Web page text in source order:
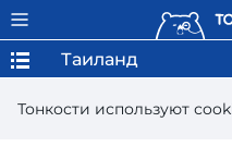
Тонкости используют
Таиланд